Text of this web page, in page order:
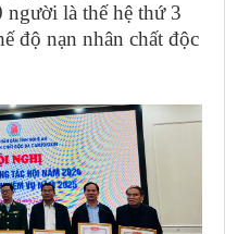
là thế hệ thứ 3
độ nạn nhân chất độc